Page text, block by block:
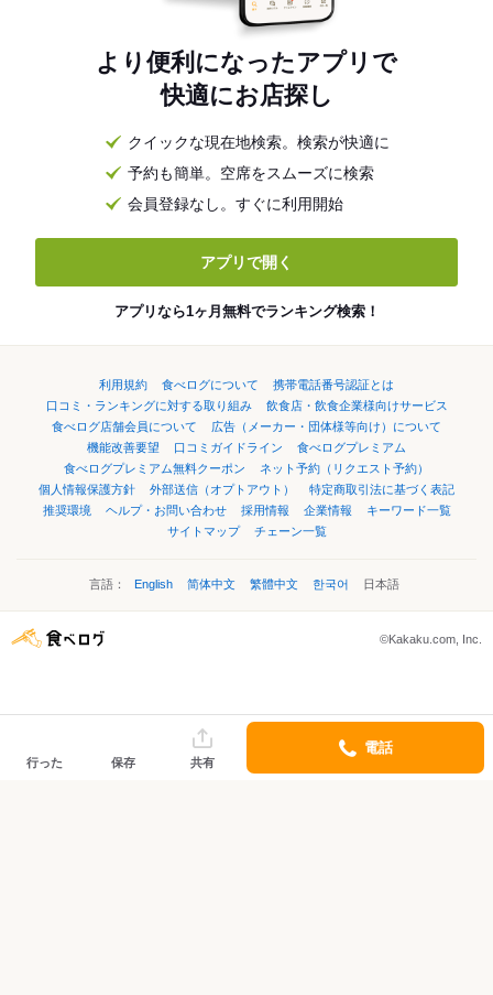
より便利になったアプリで
快適にお店探し
クイックな現在地検索。検索が快適に
予約も簡単。空席をスムーズに検索
会員登録なし。すぐに利用開始
アプリで開く
アプリなら1ヶ月無料でランキング検索！
利用規約 食べログについて
携帯電話番号認証とは
口コミ・ランキングに対する取り組み
飲食店・飲食企業様向けサービス
食べログ店舗会員について
広告（メーカー・団体様等向け）について
機能改善要望
口コミガイドライン
食べログプレミアム
食べログプレミアム無料クーポン
ネット予約（リクエスト予約）
個人情報保護方針
外部送信（オプトアウト）
特定商取引法に基づく表記
推奨環境
ヘルプ・お問い合わせ 採用情報 企業情報
キーワード一覧
サイトマップ
チェーン一覧
言語： English 简体中文 繁體中文 한국어 日本語
©Kakaku.com, Inc.
行った 保存 共有
電話